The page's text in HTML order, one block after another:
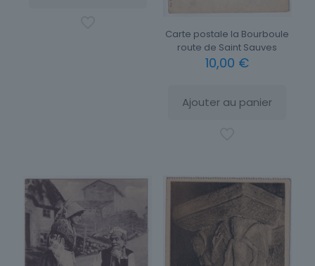
Carte postale la Bourboule
route de Saint Sauves
10,00 €
Ajouter au panier